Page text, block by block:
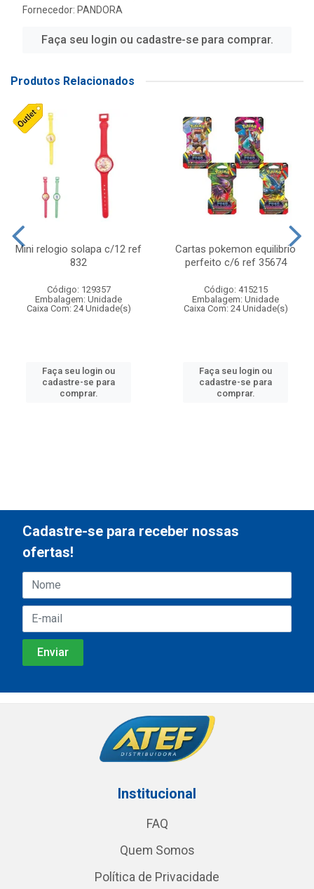
Fornecedor: PANDORA
Faça seu login ou cadastre-se para comprar.
Produtos Relacionados
Mini relogio solapa c/12 ref
832
Código: 129357
Embalagem: Unidade
Caixa Com: 24 Unidade(s)
Faça seu login ou
cadastre-se para
comprar.
Cartas pokemon equilibrio
perfeito c/6 ref 35674
Código: 415215
Embalagem: Unidade
Caixa Com: 24 Unidade(s)
Faça seu login ou
cadastre-se para
comprar.
Cadastre-se para receber nossas
ofertas!
Institucional
FAQ
Quem Somos
Política de Privacidade